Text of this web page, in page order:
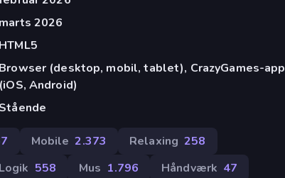
marts 2026
HTML5
Browser (desktop, mobil, tablet), CrazyGames-app
(iOS, Android)
Stående
Mobile 2.373 Relaxing 258
Logik 558 Mus 1.796 Håndværk 47